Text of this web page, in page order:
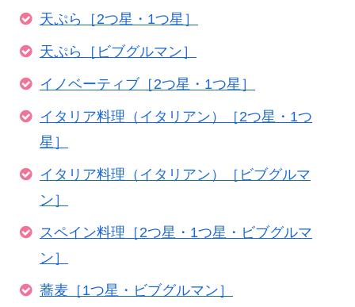
天ぷら［2つ星・1つ星］
天ぷら［ビブグルマン］
イノベーティブ［2つ星・1つ星］
イタリア料理（イタリアン）［2つ星・1つ
星］
イタリア料理（イタリアン）［ビブグルマ
ン］
スペイン料理［2つ星・1つ星・ビブグルマ
ン］
蕎麦［1つ星・ビブグルマン］